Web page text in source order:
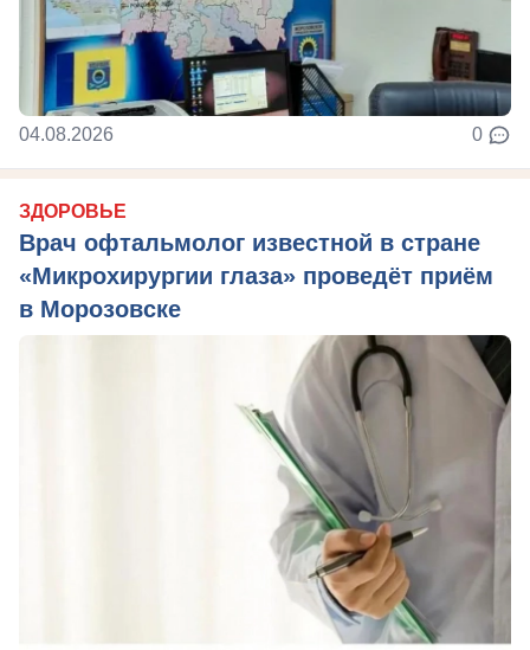
04.08.2026 0
ЗДОРОВЬЕ
Врач офтальмолог известной в стране
«Микрохирургии глаза» проведёт приём
в Морозовске